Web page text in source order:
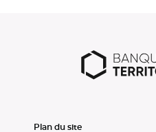
Plan du site